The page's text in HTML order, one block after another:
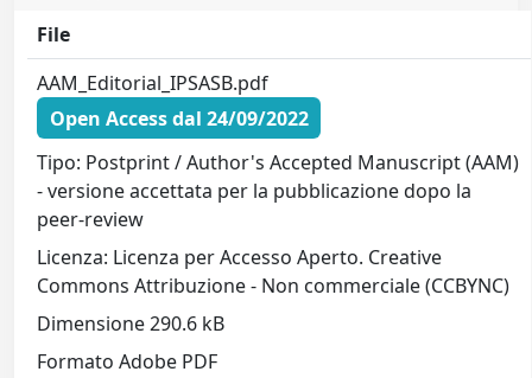
File
AAM_Editorial_IPSASB.pdf
Open Access dal 24/09/2022
Tipo: Postprint / Author's Accepted Manuscript (AAM)
- versione accettata per la pubblicazione dopo la
peer-review
Licenza: Licenza per Accesso Aperto. Creative
Commons Attribuzione - Non commerciale (CCBYNC)
Dimensione 290.6 kB
Formato Adobe PDF